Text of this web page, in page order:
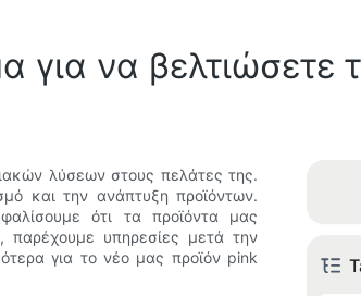
να βελτιώσετε
λύσεων στους πελάτες της.
και την ανάπτυξη προϊόντων.
ότι τα προϊόντα μας
παρέχουμε υπηρεσίες μετά την
για το νέο μας προϊόν pink